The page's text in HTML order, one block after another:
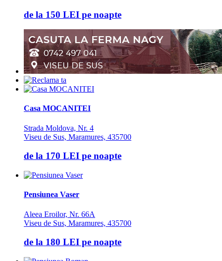
de la 150 LEI pe noapte
Casa MOCANITEI
Strada Moldova, Nr. 4
Viseu de Sus, Maramures, 435700
de la 170 LEI pe noapte
Pensiunea Vaser
Aleea Eroilor, Nr. 66A
Viseu de Sus, Maramures, 435700
de la 180 LEI pe noapte